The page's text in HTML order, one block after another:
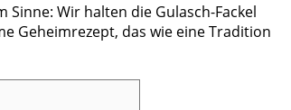
Wir halten die Gulasch-Fackel
Geheimrezept, das wie eine Tradition